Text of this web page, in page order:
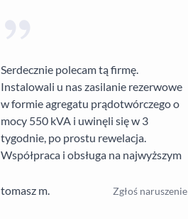
Serdecznie polecam tą firmę.
Instalowali u nas zasilanie rezerwowe
w formie agregatu prądotwórczego o
mocy 550 kVA i uwinęli się w 3
tygodnie, po prostu rewelacja.
Współpraca i obsługa na najwyższym
tomasz m.
Zgłoś naruszenie